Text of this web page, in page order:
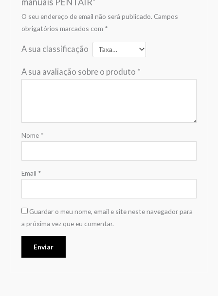
manuais PENTAIR”
O seu endereço de email não será publicado. Campos
obrigatórios marcados com *
A sua classificação
A sua avaliação sobre o produto *
Nome *
Email *
Guardar o meu nome, email e site neste navegador para
a próxima vez que eu comentar.